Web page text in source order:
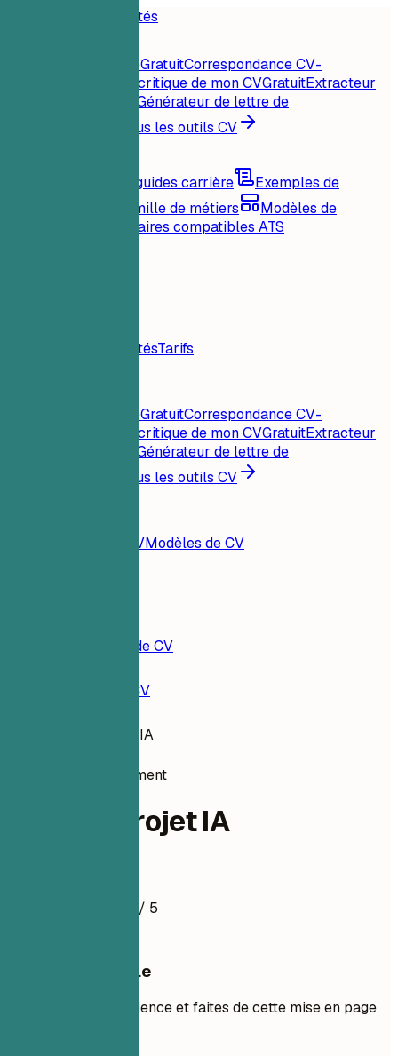
Fonctionnalités
Score CV instantanéGratuitCorrespondance CV-
Analyse critique de mon CVGratuitExtracteur
Générateur de lettre de
Tous les outils CV
Conseils et guides carrière
Exemples de
Parcourir par famille de métiers
Modèles de
Mises en page claires compatibles ATS
FonctionnalitésTarifs
Score CV instantanéGratuitCorrespondance CV-
Analyse critique de mon CVGratuitExtracteur
Générateur de lettre de
Tous les outils CV
Exemples de CVModèles de CV
Constructeur de CV
Exemples de CV
Chef de projet IA
project-management
Chef de projet IA
/ 5
Utiliser ce modèle
Ajoutez votre expérience et faites de cette mise en page